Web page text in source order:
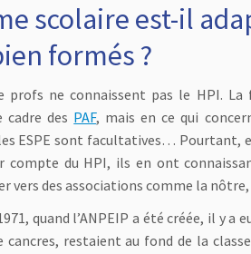
scolaire est-il
formés ?
profs ne connaissent pas le HPI.
cadre des PAF, mais en ce qui
ESPE sont facultatives… Pourtant,
compte du HPI, ils en ont
vers des associations comme la
quand l’ANPEIP a été créée, il y
cancres, restaient au fond de la